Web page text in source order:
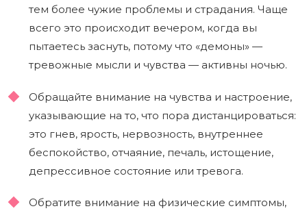
тем более чужие проблемы и страдания. Чаще
всего это происходит вечером, когда вы
пытаетесь заснуть, потому что «демоны» —
тревожные мысли и чувства — активны ночью.
Обращайте внимание на чувства и настроение,
указывающие на то, что пора дистанцироваться:
это гнев, ярость, нервозность, внутреннее
беспокойство, отчаяние, печаль, истощение,
депрессивное состояние или тревога.
Обратите внимание на физические симптомы,